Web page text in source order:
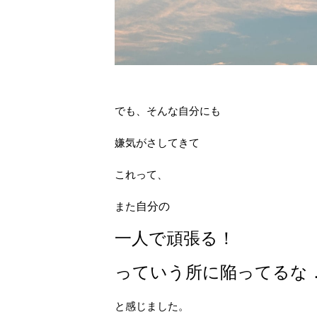
でも、そんな自分にも
嫌気がさしてきて
これって、
また 自分の
一人で頑張る！
っていう所に陥ってるな
と感じました。